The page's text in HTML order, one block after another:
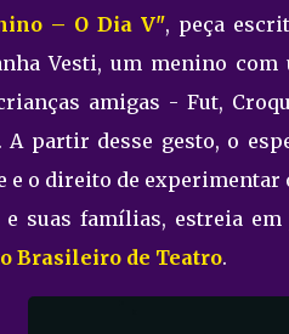
– O Dia V", peça
Vesti, um menino com
amigas - Fut,
A partir desse gesto, o
e o direito de
e suas famílias, estreia
Brasileiro de Teatro.